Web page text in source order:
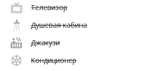
Телевизор
Душевая кабина
Джакузи
Кондиционер